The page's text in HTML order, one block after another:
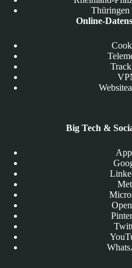
Online-
Big Tech &